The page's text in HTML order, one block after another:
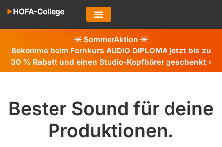
SommerAktion
Bekomme beim Fernkurs AUDIO DIPLOMA jetzt bis zu
30 % Rabatt und einen Studio-Kopfhörer geschenkt ›
Bester Sound für deine
Produktionen.